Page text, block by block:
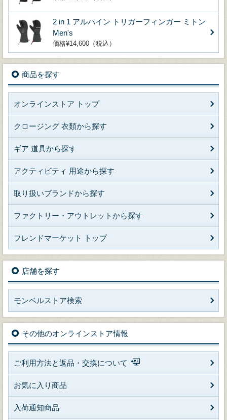
2 in 1 アルパイン トリガーフィンガー ミトン
Men's
価格¥14,600（税込）
商品を探す
オンラインストア トップ
クロージング 衣類から探す
ギア 道具から探す
アクティビティ 用途から探す
取り扱いブランドから探す
ファクトリー・アウトレットから探す
フレンドマーケット トップ
店舗を探す
モンベルストア検索
その他のオンラインストア情報
ご利用方法と返品・交換について
お気に入り商品
入荷通知商品